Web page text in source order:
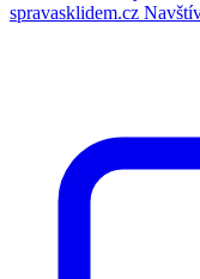
spravasklidem.cz